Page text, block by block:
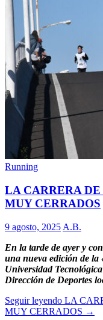
Running
LA CARRERA
MUY CERRADOS
9 agosto, 2025 A.B.
En la tarde de ayer y
una nueva edición de la
Universidad
Dirección de Deportes
Seguir leyendo LA
MUY CERRADOS →